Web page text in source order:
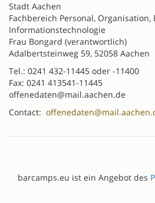
Stadt Aachen
Fachbereich Personal, Organisation,
Informationstechnologie
Frau Bongard (verantwortlich)
Adalbertsteinweg 59, 52058 Aachen
Tel.: 0241 432-11445 oder -11400
Fax: 0241 413541-11445
offenedaten@mail.aachen.de
Contact:
barcamps.eu ist ein Angebot des